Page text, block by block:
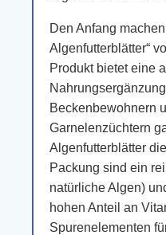
Den Anfang
Algenfutterblätter“
Produkt bietet eine
Beckenbewohnern
Garnelenzüchtern
Algenfutterblätter
Packung sind ein
natürliche Algen)
hohen Anteil an
Spurenelementen